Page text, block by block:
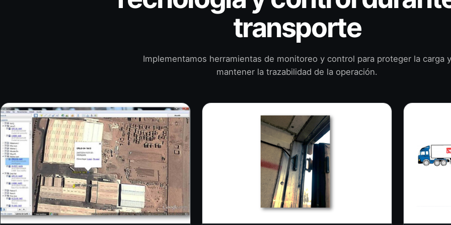
transporte
Implementamos herramientas de monitoreo y control para proteger la carga y
mantener la trazabilidad de la operación.